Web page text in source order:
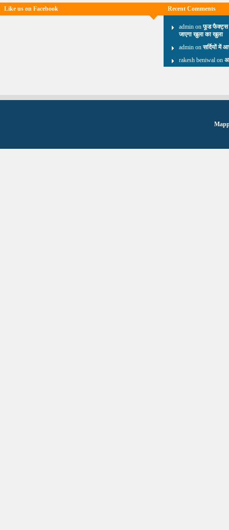
Like us on Facebook Recent Comments
admin onफूड फैक्ट्स
जाएगा खुला का खुला
admin onसर्दियों में
rakesh beniwal on